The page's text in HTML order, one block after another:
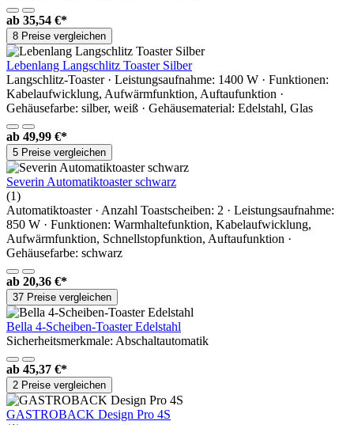
ab 35,54 €*
8 Preise vergleichen
Lebenlang Langschlitz Toaster Silber
Langschlitz-Toaster · Leistungsaufnahme: 1400 W · Funktionen:
Kabelaufwicklung, Aufwärmfunktion, Auftaufunktion ·
Gehäusefarbe: silber, weiß · Gehäusematerial: Edelstahl, Glas
ab 49,99 €*
5 Preise vergleichen
Severin Automatiktoaster schwarz
(1)
Automatiktoaster · Anzahl Toastscheiben: 2 · Leistungsaufnahme:
850 W · Funktionen: Warmhaltefunktion, Kabelaufwicklung,
Aufwärmfunktion, Schnellstopfunktion, Auftaufunktion ·
Gehäusefarbe: schwarz
ab 20,36 €*
37 Preise vergleichen
Bella 4-Scheiben-Toaster Edelstahl
Sicherheitsmerkmale: Abschaltautomatik
ab 45,37 €*
2 Preise vergleichen
GASTROBACK Design Pro 4S